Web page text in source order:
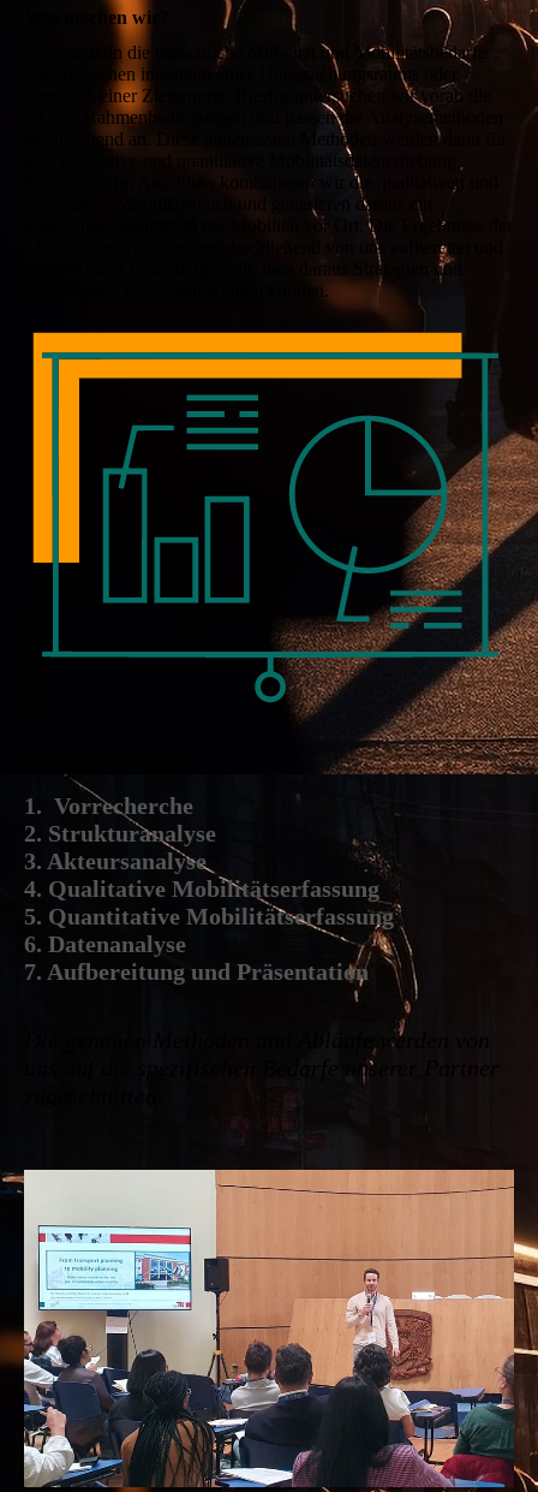
Was machen wir?
Wir ermitteln die tatsächliche Mobilität und Mobilitätsbedarfe
von Menschen innerhalb eines Untersuchungsraums oder
innerhalb einer Zielgruppe. Hierfür untersuchen wir vorab die
lokalen Rahmenbedingungen und passen die Analysemethoden
entsprechend an. Diese angepassten Methoden werden dann für
eine qualitative und quantitative Mobilitätsdatenerhebung
verwendet. Im Anschluss kombinieren wir die qualitativen und
quantitative Mobilitätsdaten und generieren daraus ein
kohärentes Gesamtbild der Mobilität vor Ort. Die Ergebnisse der
Mobilitätsanalyse werden abschließend von uns aufbereitet und
in solch einer Form dargestellt, dass daraus Strategien und
Maßnahmen entwickelt werden können.
1. Vorrecherche
2. Strukturanalyse
3. Akteursanalyse
4. Qualitative Mobilitätserfassung
5. Quantitative Mobilitätserfassung
6. Datenanalyse
7. Aufbereitung und Präsentation
Die genauen Methoden und Abläufe werden von
uns auf die spezifischen Bedarfe unserer Partner